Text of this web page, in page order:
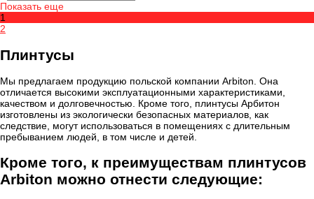
Показать еще
1
2
Плинтусы
Мы предлагаем продукцию польской компании Arbiton. Она
отличается высокими эксплуатационными характеристиками,
качеством и долговечностью. Кроме того, плинтусы Арбитон
изготовлены из экологически безопасных материалов, как
следствие, могут использоваться в помещениях с длительным
пребыванием людей, в том числе и детей.
Кроме того, к преимуществам плинтусов
Arbiton можно отнести следующие: